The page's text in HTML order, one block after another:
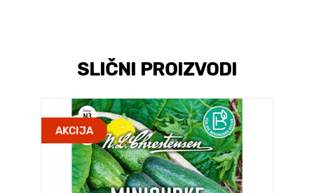
SLIČNI PROIZVODI
AKCIJA